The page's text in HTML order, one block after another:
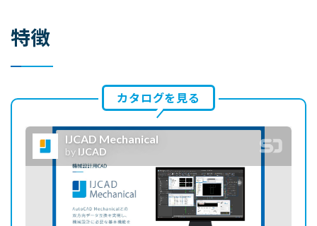
特徴
カタログを見る